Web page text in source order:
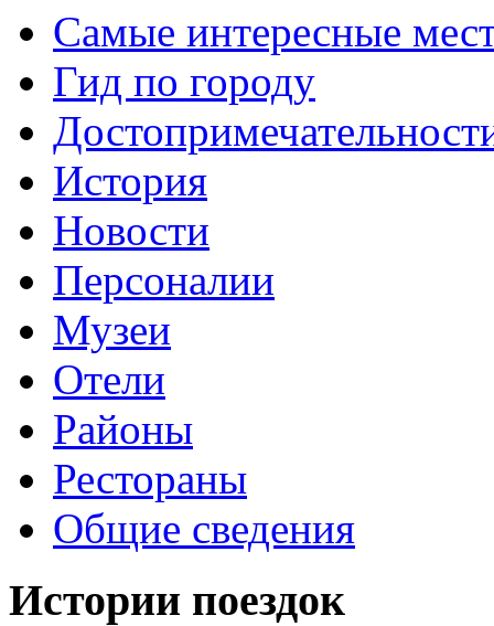
Самые интересные
Гид по городу
История
Новости
Персоналии
Музеи
Отели
Районы
Рестораны
Общие сведения
Истории поездок